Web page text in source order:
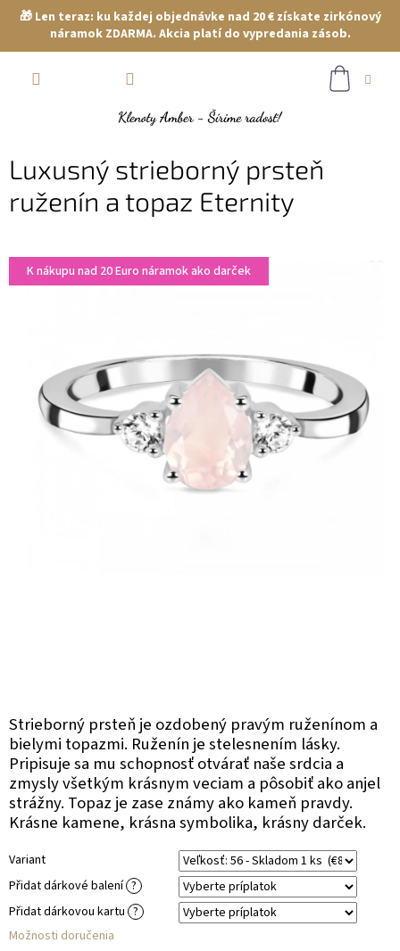
🎁 Len teraz: ku každej objednávke nad 20 € získate zirkónový
náramok ZDARMA. Akcia platí do vypredania zásob.
Luxusný strieborný prsteň
ruženín a topaz Eternity
K nákupu nad 20 Euro náramok ako darček
Variant
Přidat dárkové balení ?
Přidat dárkovou kartu ?
Možnosti doručenia
Strieborný prsteň je ozdobený pravým ruženínom a
bielymi topazmi. Ruženín je stelesnením lásky.
Pripisuje sa mu schopnosť otvárať naše srdcia a
zmysly všetkým krásnym veciam a pôsobiť ako anjel
strážny. Topaz je zase známy ako kameň pravdy.
Krásne kamene, krásna symbolika, krásny darček.